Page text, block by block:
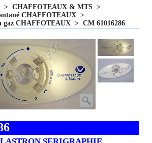
> CHAFFOTEAUX & MTS >
CHAFFOTEAUX >
gaz CHAFFOTEAUX > CM 61016286